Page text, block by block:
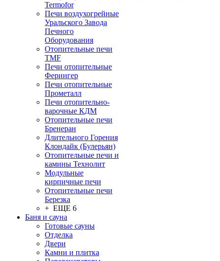
Termofor
Печи воздухогрейные
Уральского Завода
Печного
Оборудования
Отопительные печи
TMF
Печи отопительные
Ферингер
Печи отопительные
Прометалл
Печи отопительно-
варочные КДМ
Отопительные печи
Бренеран
Длительного Горения
Клондайк (Булерьян)
Отопительные печи и
камины Технолит
Модульные
кирпичные печи
Отопительные печи
Березка
+ ЕЩЕ 6
Баня и сауна
Готовые сауны
Отделка
Двери
Камни и плитка